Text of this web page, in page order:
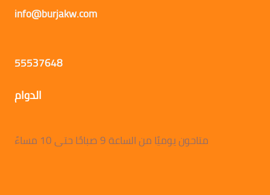
info@burjakw.com
55537648
الدوام
متاحون يوميًا من الساعة 9 صباحًا حتى 10 مساءً